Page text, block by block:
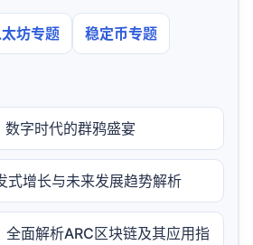
坊专题 稳定币专题
数字时代的群鸦盛宴
式增长与未来发展趋势解析
全面解析ARC区块链及其应用指